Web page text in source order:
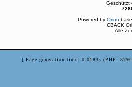
Geschützt
Powered by Orion
CBACK
Alle
[ Page generation time: 0.0183s (PHP: